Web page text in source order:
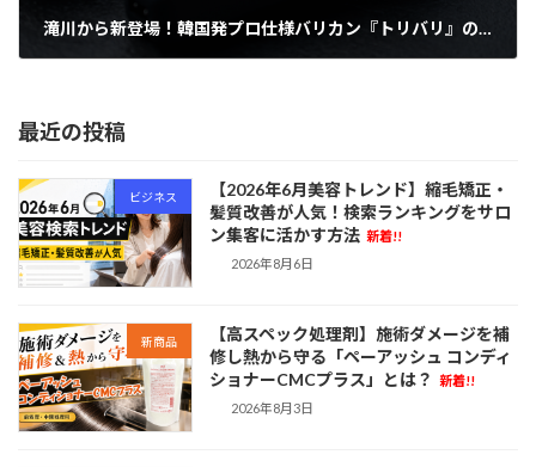
滝川から新登場！韓国発プロ仕様バリカン『トリバリ』の詳細解説【Z-Ⅱトリマー＆クリッパー】」
最近の投稿
ビジネス
【2026年6月美容トレンド】縮毛矯正・
髪質改善が人気！検索ランキングをサロ
ン集客に活かす方法 新着!!
2026年8月6日
新商品
【高スペック処理剤】施術ダメージを補
修し熱から守る「ペーアッシュ コンディ
ショナーCMCプラス」とは？
新着!!
2026年8月3日